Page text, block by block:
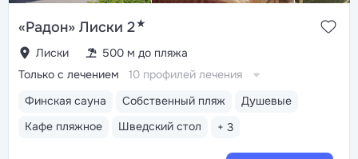
«Радон» Лиски 2★
Лиски 500 м до пляжа
Финская сауна Собственный пляж
Душевые
Кафе пляжное
Шведский стол + 3
Только с лечением 10 профилей лечения